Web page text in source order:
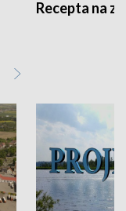
Recepta na